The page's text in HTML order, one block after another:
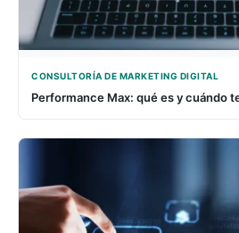
CONSULTORÍA DE MARKETING DIGITAL
Performance Max: qué es y cuándo